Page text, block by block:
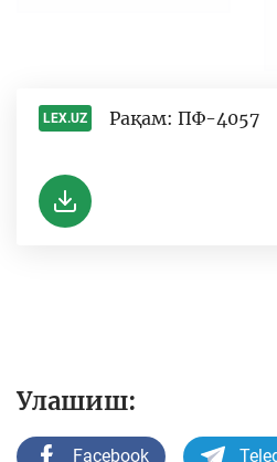
LEX.UZ Рақам: ПФ-4057
Улашиш:
Facebook